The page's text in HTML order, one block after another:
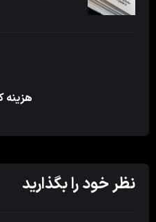
هزینه
نظر خود را بگذارید